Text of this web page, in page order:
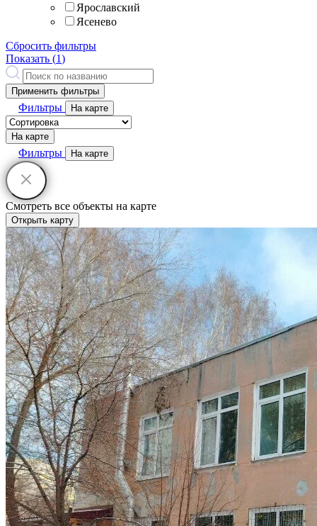
Ярославский
Ясенево
Сбросить фильтры
Показать (1)
Применить фильтры
Фильтры На карте
На карте
Фильтры На карте
Смотреть все объекты на карте
Открыть карту